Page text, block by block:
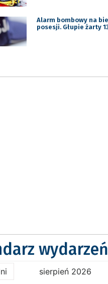
Alarm bombowy na
posesji. Głupie żarty
wydarzeń
sierpień 2026